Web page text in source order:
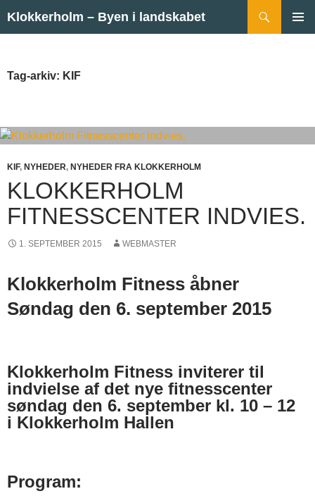
Klokkerholm – Byen i landskabet
Tag-arkiv: KIF
KIF, NYHEDER, NYHEDER FRA KLOKKERHOLM
KLOKKERHOLM
FITNESSCENTER INDVIES.
1. SEPTEMBER 2015 WEBMASTER
Klokkerholm Fitness åbner
Søndag den 6. september 2015
Klokkerholm Fitness inviterer til
indvielse af det nye fitnesscenter
søndag den 6. september kl. 10 – 12
i Klokkerholm Hallen
Program: